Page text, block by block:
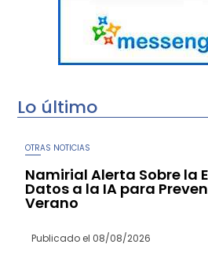
Lo último
OTRAS NOTICIAS
Namirial Alerta Sobre la
Datos a la IA para
Verano
Publicado el 08/08/2026